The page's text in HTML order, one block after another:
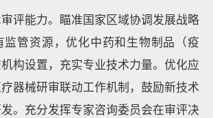
审评能力。瞄准国家区域协调发展战略
监管资源，优化中药和生物制品（疫
构设置，充实专业技术力量。优化应
器械研审联动工作机制，鼓励新技术
。充分发挥专家咨询委员会在审评决